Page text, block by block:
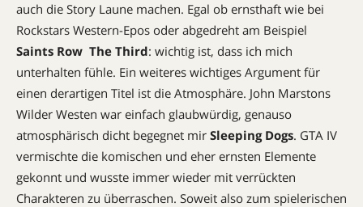
auch die Story Laune machen. Egal ob ernsthaft wie bei
Rockstars Western-Epos oder abgedreht am Beispiel
Saints Row  The Third: wichtig ist, dass ich mich
unterhalten fühle. Ein weiteres wichtiges Argument für
einen derartigen Titel ist die Atmosphäre. John Marstons
Wilder Westen war einfach glaubwürdig, genauso
atmosphärisch dicht begegnet mir Sleeping Dogs. GTA IV
vermischte die komischen und eher ernsten Elemente
gekonnt und wusste immer wieder mit verrückten
Charakteren zu überraschen. Soweit also zum spielerischen